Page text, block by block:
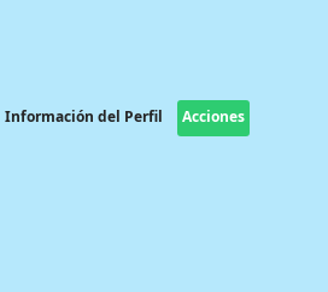
Información del Perfil Acciones